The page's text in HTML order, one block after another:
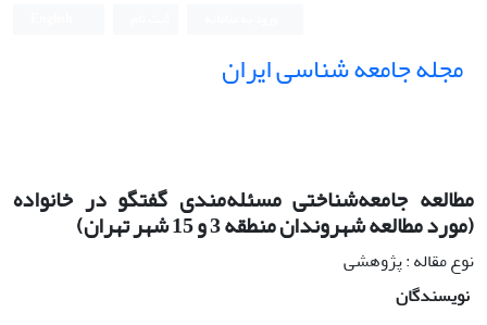
مجله جامعه شناسی ایران
مطالعه جامعه‌شناختی مسئله‌مندی گفتگو در خانواده
(مورد مطالعه شهروندان منطقه 3 و 15 شهر تهران)
نوع مقاله : پژوهشی
نویسندگان